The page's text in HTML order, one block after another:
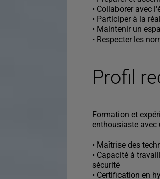
• Collaborer avec
• Participer à la
• Maintenir un
• Respecter les
Profil
Formation et
enthousiaste avec
• Maîtrise des
• Capacité à
sécurité
• Certification en